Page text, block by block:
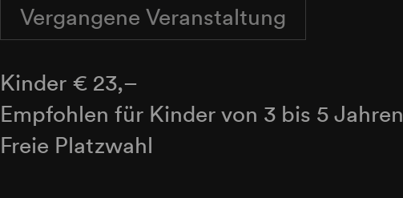
Vergangene Veranstaltung
​Kinder € 23,–
Empfohlen für Kinder von 3 bis 5 Jahren
Freie Platzwahl